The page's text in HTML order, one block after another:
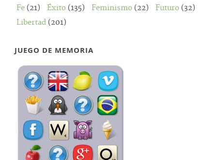
Fe (21) Éxito (135) Feminismo (22) Futuro (32)
Libertad (201)
JUEGO DE MEMORIA